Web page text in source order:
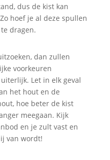
dus de kist kan
hoef je al deze spullen
dragen.
dan zullen
voorkeuren
Let in elk geval
het hout en de
hoe beter de kist
meegaan. Kijk
en je zult vast en
van wordt!